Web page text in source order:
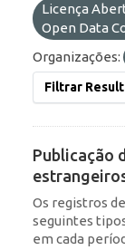
Licença
Open Data
Organizações:
Filtrar
Publicação
Os registros
seguintes
em cada